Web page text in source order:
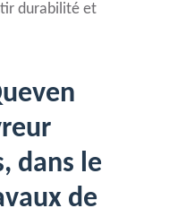
durabilité et
dans le
de